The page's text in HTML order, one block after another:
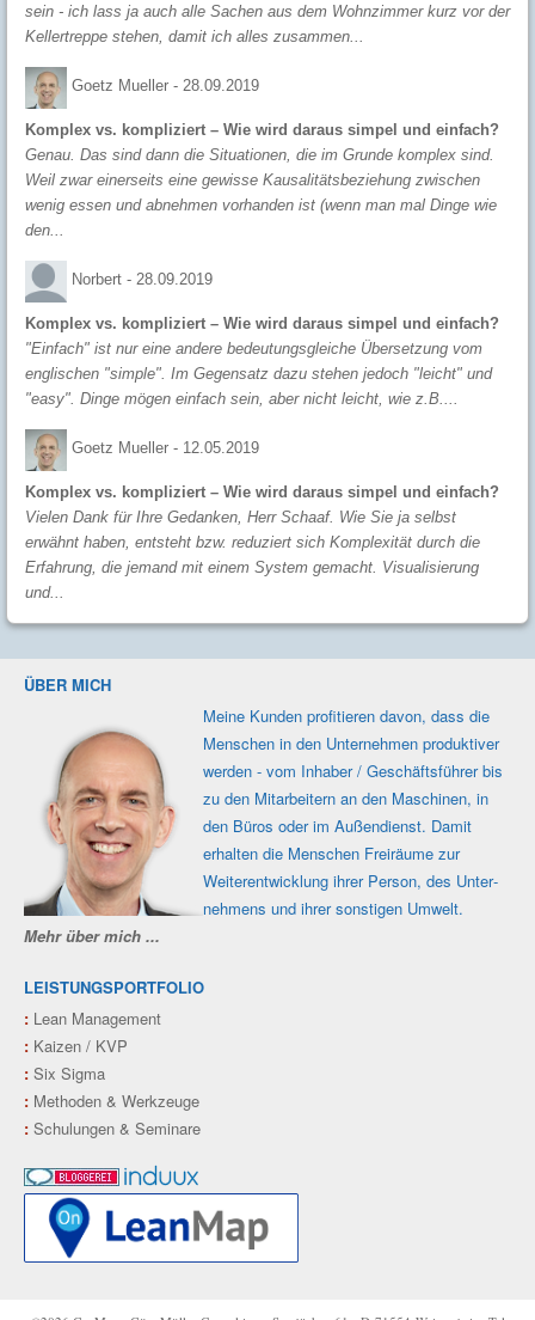
sein - ich lass ja auch alle Sachen aus dem Wohnzimmer kurz vor der
Kellertreppe stehen, damit ich alles zusammen...
Goetz Mueller - 28.09.2019
Komplex vs. kompliziert – Wie wird daraus simpel und einfach?
Genau. Das sind dann die Situationen, die im Grunde komplex sind.
Weil zwar einerseits eine gewisse Kausalitätsbeziehung zwischen
wenig essen und abnehmen vorhanden ist (wenn man mal Dinge wie
den...
Norbert - 28.09.2019
Komplex vs. kompliziert – Wie wird daraus simpel und einfach?
"Einfach" ist nur eine andere bedeutungsgleiche Übersetzung vom
englischen "simple". Im Gegensatz dazu stehen jedoch "leicht" und
"easy". Dinge mögen einfach sein, aber nicht leicht, wie z.B....
Goetz Mueller - 12.05.2019
Komplex vs. kompliziert – Wie wird daraus simpel und einfach?
Vielen Dank für Ihre Gedanken, Herr Schaaf. Wie Sie ja selbst
erwähnt haben, entsteht bzw. reduziert sich Komplexität durch die
Erfahrung, die jemand mit einem System gemacht. Visualisierung
und...
ÜBER MICH
Meine Kunden profi­tieren davon, dass die
Men­schen in den Unter­nehmen produk­tiver
werden - vom Inhaber / Geschäfts­führer bis
zu den Mit­ar­beitern an den Maschi­nen, in
den Büros oder im Außen­dienst. Damit
erhalten die Men­schen Frei­räume zur
Weiter­ent­wicklung ihrer Person, des Unter­
nehmens und ihrer sons­tigen Umwelt.
Mehr über mich ...
LEISTUNGSPORTFOLIO
: Lean Management
: Kaizen / KVP
: Six Sigma
: Methoden & Werkzeuge
: Schulungen & Seminare